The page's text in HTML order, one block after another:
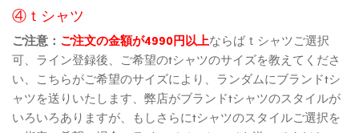
④ｔシャツ
ご注意： ご注文の金額が4990円以上ならばｔシャツご選択
可、ライン登録後、ご希望のtシャツのサイズを教えてくださ
い、こちらがご希望のサイズにより、ランダムにブランドtシ
ャツを送りいたします、弊店がブランドtシャツのスタイルが
いろいろありますが、もしさらにtシャツのスタイルご選択を